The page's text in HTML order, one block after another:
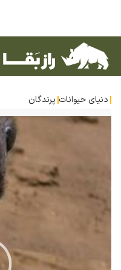
دنیای حیوانات پرندگان